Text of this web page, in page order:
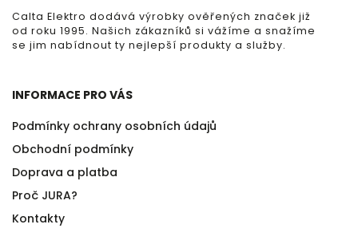
Calta Elektro dodává výrobky ověřených značek již
od roku 1995. Našich zákazníků si vážíme a snažíme
se jim nabídnout ty nejlepší produkty a služby.
INFORMACE PRO VÁS
Podmínky ochrany osobních údajů
Obchodní podmínky
Doprava a platba
Proč JURA?
Kontakty